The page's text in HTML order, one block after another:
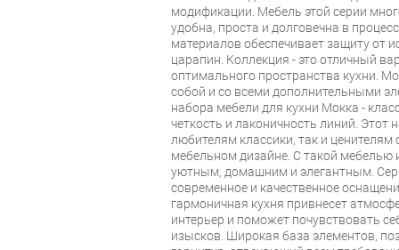
модификации. Мебель этой серии
удобна, проста и долговечна в
материалов обеспечивает защиту от
царапин. Коллекция - это отличный
оптимального пространства кухни.
собой и со всеми дополнительными
набора мебели для кухни Мокка -
четкость и лаконичность линий. Этот
любителям классики, так и
мебельном дизайне. С такой мебелью
уютным, домашним и элегантным.
современное и качественное
гармоничная кухня привнесет
интерьер и поможет почувствовать
изысков. Широкая база элементов,